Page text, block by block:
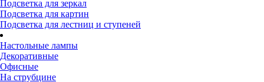
Подсветка для зеркал
Подсветка для картин
Подсветка для лестниц и ступеней
Настольные лампы
Декоративные
Офисные
На струбцине